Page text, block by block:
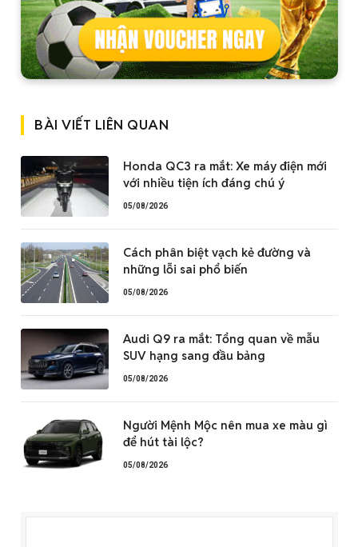
BÀI VIẾT LIÊN QUAN
Honda QC3 ra mắt: Xe máy điện mới
với nhiều tiện ích đáng chú ý
05/08/2026
Cách phân biệt vạch kẻ đường và
những lỗi sai phổ biến
05/08/2026
Audi Q9 ra mắt: Tổng quan về mẫu
SUV hạng sang đầu bảng
05/08/2026
Người Mệnh Mộc nên mua xe màu gì
để hút tài lộc?
05/08/2026